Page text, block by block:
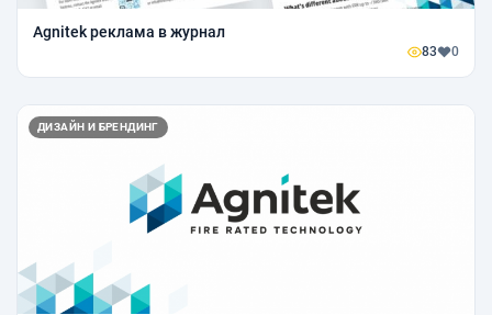
Agnitek реклама в журнал
83 0
ДИЗАЙН И БРЕНДИНГ